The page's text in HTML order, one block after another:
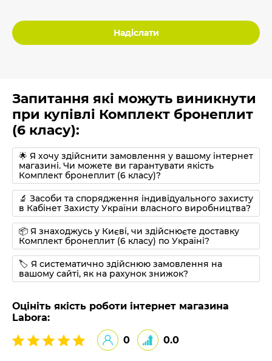
Надіслати
Запитання які можуть виникнути
при купівлі Комплект бронеплит
(6 класу):
🌟 Я хочу здійснити замовлення у вашому інтернет
магазині. Чи можете ви гарантувати якість
Комплект бронеплит (6 класу)?
🔬 Засоби та спорядження індивідуального захисту
в Кабінет Захисту України власного виробництва?
📦 Я знаходжусь у Києві, чи здійснюєте доставку
Комплект бронеплит (6 класу) по Україні?
🏷 Я систематично здійснюю замовлення на
вашому сайті, як на рахунок знижок?
Оцініть якість роботи інтернет магазина
Labora:
0
0.0